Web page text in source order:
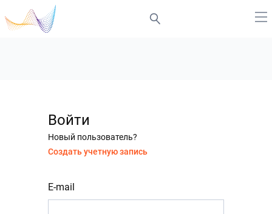
Войти
Новый пользователь?
Создать учетную запись
E-mail